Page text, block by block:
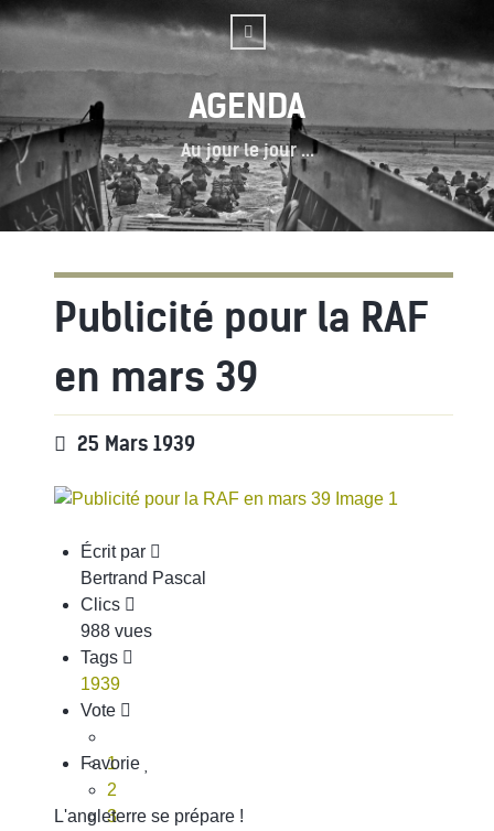
AGENDA
Au jour le jour ...
Publicité pour la RAF
en mars 39
25 Mars 1939
Écrit par
Bertrand Pascal
Clics
988 vues
Tags
1939
Vote
1
2
3
Favorie
L'angleterre se prépare !